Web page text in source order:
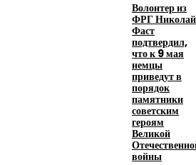
легендарный номер бурлеска
Волонтер из
ФРГ Николай
Фаст
подтвердил,
что к 9 мая
немцы
приведут в
порядок
памятники
советским
героям
Великой
войны